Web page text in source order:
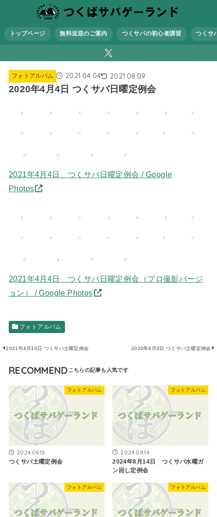
トップページ 無料送迎のご案内 つくサバの初心者講習 つくサ
フォトアルバム 2021.04.04 2021.08.09
2020年4月4日 つくサバ日曜定例会
2021年4月4日 つくサバ日曜定例会 / Google
Photos
2021年4月4日 つくサバ日曜定例会（プロ撮影バージ
ョン） / Google Photos
フォトアルバム
2021年4月10日 つくサバ土曜定例会 2020年4月3日 つくサバ土曜定例会
RECOMMEND
フォトアルバム
2024.06.15
つくサバ土曜定例会
フォトアルバム
2024.08.14
2024年8月14日 つくサバ水曜ガ
ン回し定例会
フォトアルバム フォトアルバム